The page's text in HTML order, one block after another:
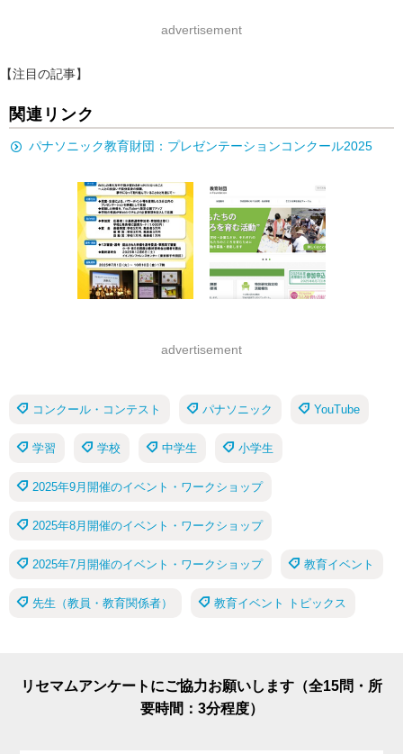
advertisement
【注目の記事】
関連リンク
パナソニック教育財団：プレゼンテーションコンクール2025
advertisement
コンクール・コンテスト パナソニック YouTube
学習 学校 中学生 小学生
2025年9月開催のイベント・ワークショップ
2025年8月開催のイベント・ワークショップ
2025年7月開催のイベント・ワークショップ 教育イベント
先生（教員・教育関係者） 教育イベント トピックス
リセマムアンケートにご協力お願いします（全15問・所
要時間：3分程度）